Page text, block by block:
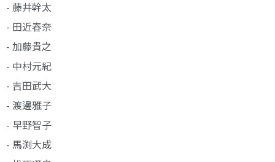
- 藤井幹太
- 田近春奈
- 加藤貴之
- 中村元紀
- 吉田武大
- 渡邊雅子
- 早野智子
- 馬渕大成